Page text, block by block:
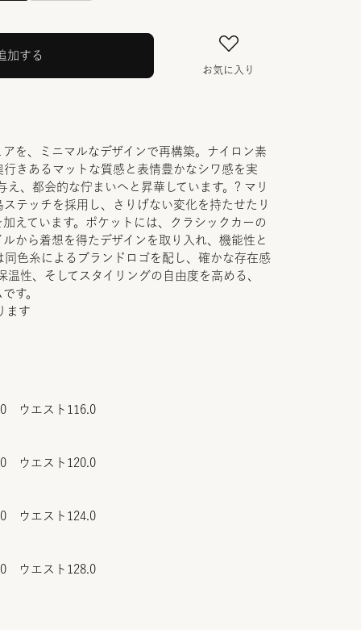
加する
お気に入り
を、ミニマルなデザインで再構築。ナイロン素
きあるマットな質感と表情豊かなシワ感を実
、都会的な佇まいへと昇華しています。? マリ
テッチを採用し、さりげない変化を持たせたリ
えています。ポケットには、クラシックカーの
から着想を得たデザインを取り入れ、機能性と
色糸によるブランドロゴを配し、確かな存在感
性、そしてスタイリングの自由度を高める、
す。
ます
ウエスト116.0
ウエスト120.0
ウエスト124.0
ウエスト128.0